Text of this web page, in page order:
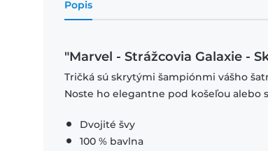
Popis
"Marvel - Strážcovia Galaxie -
Tričká sú skrytými šampiónmi vášho
Noste ho elegantne pod košeľou alebo
Dvojité švy
100 % bavlna